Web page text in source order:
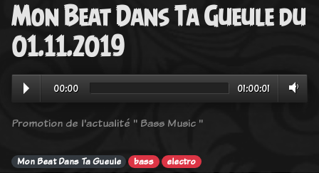
Mon Beat Dans Ta Gueule du
01.11.2019
00:00 01:00:01
Promotion de l'actualité " Bass Music "
Mon Beat Dans Ta Gueule bass electro